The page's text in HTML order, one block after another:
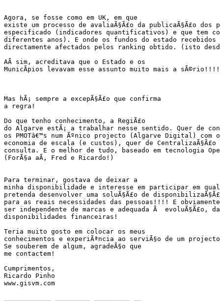
Agora, se fosse como em UK, em que
existe um processo de avaliaÃ§Ã£o da publicaÃ§Ã£o
especificado (indicadores quantificativos) e que tem
diferentes anos). E onde os fundos do estado recebidos
directamente afectados pelos ranking obtido. (isto
AÃ­ sim, acreditava que o Estado e os
MunicÃ­pios levavam esse assunto muito mais a
Mas hÃ¡ sempre a excepÃ§Ã£o que confirma
a regra!
Do que tenho conhecimento, a RegiÃ£o
do Algarve estÃ¡ a trabalhar nesse sentido. Quer de
os PMOTâ€™s num Ãºnico projecto (Algarve Digital) com
economia de escala (e custos), quer de CentralizaÃ§Ã£o
consulta. E o melhor de tudo, baseado em tecnologia
(ForÃ§a aÃ­, Fred e Ricardo!)
Para terminar, gostava de deixar a
minha disponibilidade e interesse em participar em
pretenda desenvolver uma soluÃ§Ã£o de
para as reais necessidades das pessoas!!!! E
ser independente de marcas e adequada Ã  evoluÃ§Ã£o,
disponibilidades financeiras!
Teria muito gosto em colocar os meus
conhecimentos e experiÃªncia ao serviÃ§o de um
Se souberem de algum, agradeÃ§o que
me contactem!
Cumprimentos,
Ricardo Pinho
www.gisvm.com